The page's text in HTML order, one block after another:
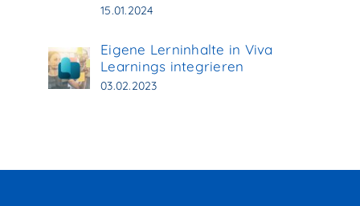
15.01.2024
Eigene Lerninhalte in Viva
Learnings integrieren
03.02.2023